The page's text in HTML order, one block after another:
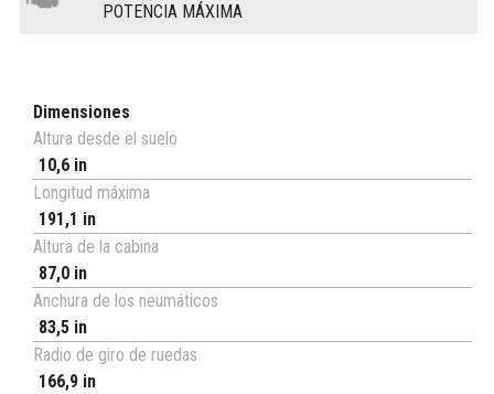
POTENCIA MÁXIMA
Dimensiones
Altura desde el suelo
10,6 in
Longitud máxima
191,1 in
Altura de la cabina
87,0 in
Anchura de los neumáticos
83,5 in
Radio de giro de ruedas
166,9 in